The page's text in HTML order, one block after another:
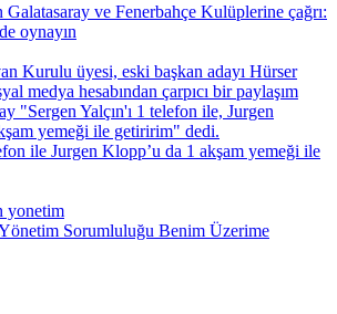
Galatasaray ve Fenerbahçe Kulüplerine çağrı:
oynayın
ile Jurgen Klopp’u da 1 akşam yemeği ile
Yönetim Sorumluluğu Benim Üzerime